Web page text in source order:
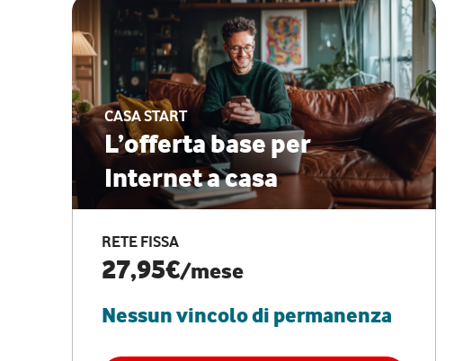
CASA START
L’offerta base per
Internet a casa
RETE FISSA
27,95€/mese
Nessun vincolo di permanenza